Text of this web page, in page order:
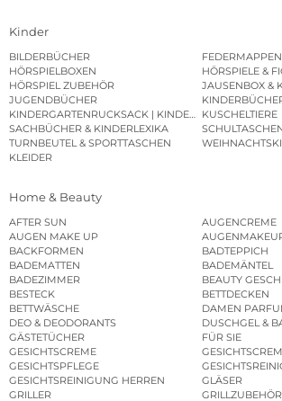
Kinder
BILDERBÜCHER
FEDERMAPPEN
HÖRSPIELBOXEN
HÖRSPIELE &
HÖRSPIEL ZUBEHÖR
JAUSENBOX &
JUGENDBÜCHER
KINDERGARTENRUCKSACK | KINDERGARTENBEUTEL
KUSCHELTIERE
SACHBÜCHER & KINDERLEXIKA
TURNBEUTEL & SPORTTASCHEN
KLEIDER
Home & Beauty
AFTER SUN
AUGENCREME
AUGEN MAKE UP
BACKFORMEN
BADTEPPICH
BADEMATTEN
BADEMÄNTEL
BADEZIMMER
BEAUTY
BESTECK
BETTDECKEN
BETTWÄSCHE
DAMEN
DEO & DEODORANTS
DUSCHGEL &
GÄSTETÜCHER
FÜR SIE
GESICHTSCREME
GESICHTSPFLEGE
GESICHTSREINIGUNG HERREN
GLÄSER
GRILLER
GRILLZUBEHÖR